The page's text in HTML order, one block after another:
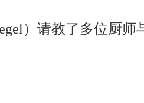
）请教了多位厨